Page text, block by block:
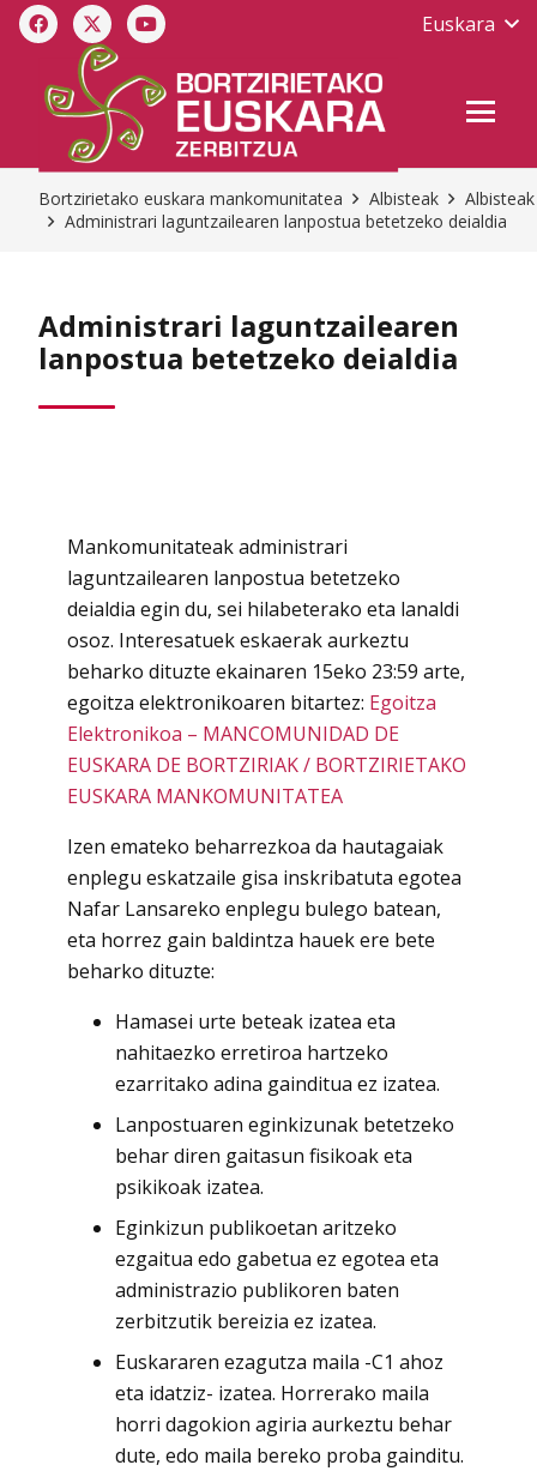
Euskara
Bortzirietako euskara mankomunitatea Albisteak
Albisteak
Administrari laguntzailearen lanpostua betetzeko deialdia
Administrari laguntzailearen
lanpostua betetzeko deialdia
Mankomunitateak administrari
laguntzailearen lanpostua betetzeko
deialdia egin du, sei hilabeterako eta lanaldi
osoz. Interesatuek eskaerak aurkeztu
beharko dituzte ekainaren 15eko 23:59 arte,
egoitza elektronikoaren bitartez: Egoitza
Elektronikoa – MANCOMUNIDAD DE
EUSKARA DE BORTZIRIAK / BORTZIRIETAKO
EUSKARA MANKOMUNITATEA
Izen emateko beharrezkoa da hautagaiak
enplegu eskatzaile gisa inskribatuta egotea
Nafar Lansareko enplegu bulego batean,
eta horrez gain baldintza hauek ere bete
beharko dituzte:
Hamasei urte beteak izatea eta
nahitaezko erretiroa hartzeko
ezarritako adina gainditua ez izatea.
Lanpostuaren eginkizunak betetzeko
behar diren gaitasun fisikoak eta
psikikoak izatea.
Eginkizun publikoetan aritzeko
ezgaitua edo gabetua ez egotea eta
administrazio publikoren baten
zerbitzutik bereizia ez izatea.
Euskararen ezagutza maila -C1 ahoz
eta idatziz- izatea. Horrerako maila
horri dagokion agiria aurkeztu behar
dute, edo maila bereko proba gainditu.